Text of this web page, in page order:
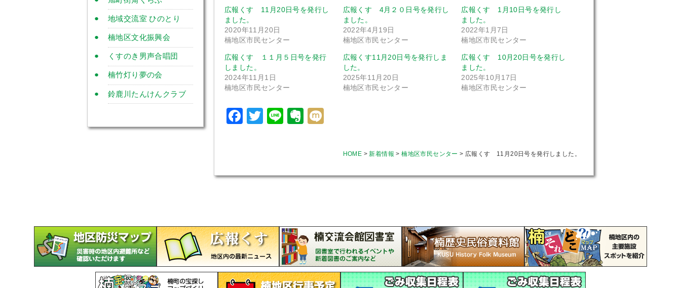
広報くす 11月20日号を発行し
ました。
2020年11月20日
楠地区市民センター
広報くす 4月２０日号を発行し
ました。
2022年4月19日
楠地区市民センター
広報くす 1月10日号を発行し
ました。
2022年1月7日
楠地区市民センター
広報くす １１月５日号を発行
しました。
2024年11月1日
楠地区市民センター
広報くす11月20日号を発行しま
した。
2025年11月20日
楠地区市民センター
広報くす 10月20日号を発行し
ました。
2025年10月17日
楠地区市民センター
Facebook
Twitter
LineEvernote
HOME >新着情報 >楠地区市民センター > 広報くす 11月20日号を発行しました。
地域交流室 ひのとり
楠地区文化振興会
くすのき男声合唱団
楠竹灯り夢の会
鈴鹿川たんけんクラブ